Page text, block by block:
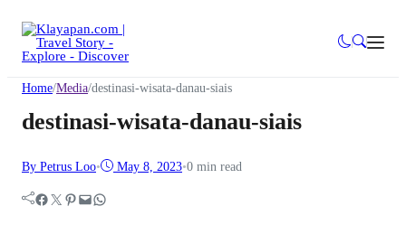
Home/Media/destinasi-wisata-danau-siais
destinasi-wisata-danau-siais
By Petrus Loo• May 8, 2023•0 min read
Facebook Twitter Pinterest Mail WhatsApp